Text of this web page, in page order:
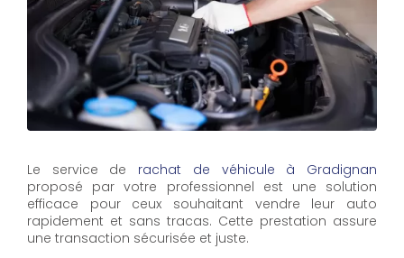
Le service de rachat de véhicule à Gradignan
proposé par votre professionnel est une solution
efficace pour ceux souhaitant vendre leur auto
rapidement et sans tracas. Cette prestation assure
une transaction sécurisée et juste.